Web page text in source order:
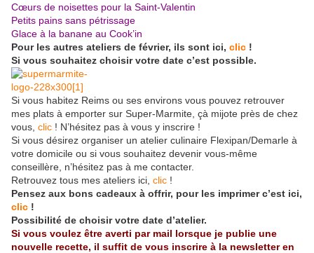
Cœurs de noisettes pour la Saint-Valentin
Petits pains sans pétrissage
Glace à la banane au Cook’in
Pour les autres ateliers de février, ils sont ici, clic !
Si vous souhaitez choisir votre date c’est possible.
Si vous habitez Reims ou ses environs vous pouvez retrouver
mes plats à emporter sur Super-Marmite, çà mijote près de chez
vous, clic ! N’hésitez pas à vous y inscrire !
Si vous désirez organiser un atelier culinaire Flexipan/Demarle à
votre domicile ou si vous souhaitez devenir vous-même
conseillère, n’hésitez pas à me contacter.
Retrouvez tous mes ateliers ici, clic !
Pensez aux bons cadeaux à offrir, pour les imprimer c’est ici,
clic !
Possibilité de choisir votre date d’atelier.
Si vous voulez être averti par mail lorsque je publie une
nouvelle recette, il suffit de vous inscrire à la newsletter en